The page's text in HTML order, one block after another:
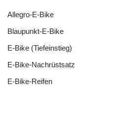
Allegro-E-Bike
Blaupunkt-E-Bike
E-Bike (Tiefeinstieg)
E-Bike-Nachrüstsatz
E-Bike-Reifen